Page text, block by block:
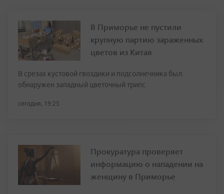
В Приморье не пустили
крупную партию зараженных
цветов из Китая
В срезах кустовой гвоздики и подсолнечника был
обнаружен западный цветочный трипс
сегодня, 19:25
Прокуратура проверяет
информацию о нападении на
женщину в Приморье